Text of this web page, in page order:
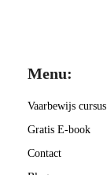
Menu:
Vaarbewijs cursus
Gratis E-book
Contact